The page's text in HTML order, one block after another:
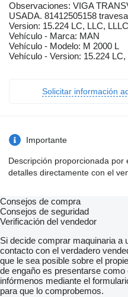
Observaciones: VIGA
USADA. 81412505158
Version: 15.224 LC, LLC,
Vehículo - Marca: MAN
Vehículo - Modelo: M 2000 L
Vehículo - Version: 15.224
Solicitar información
Importante
Descripción proporcionada por
detalles directamente con el
Consejos de compra
Consejos de seguridad
Verificación del vendedor
Si decide comprar maquinaria a
contacto con el verdadero
que le sea posible sobre el
de engaño es presentarse
infórmenos mediante el
para que lo comprobemos.